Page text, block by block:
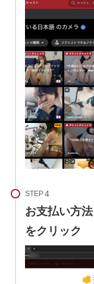
STEP
お支払い方
をクリック